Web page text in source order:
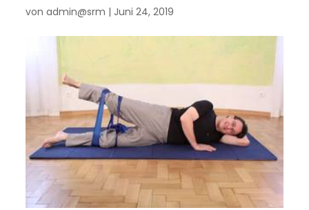
vonadmin@srm | Juni 24, 2019